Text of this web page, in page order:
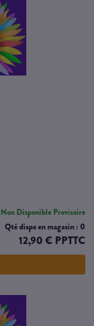
Non Disponible Provisoire
Qté dispo en magasin : 0
12,90 € PPTTC